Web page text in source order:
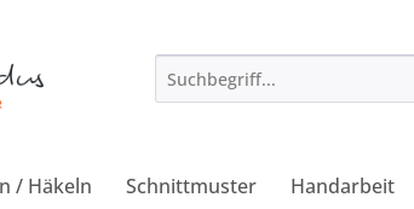
/ Häkeln Schnittmuster Handarbeit